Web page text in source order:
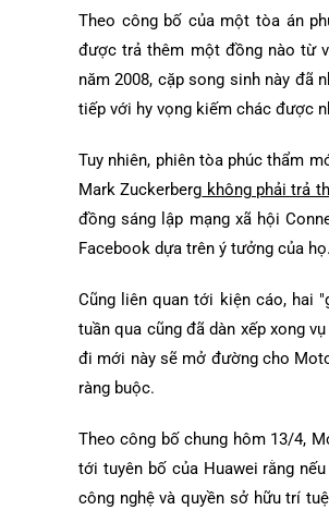
Theo công bố của một tòa án
được trả thêm một đồng nào từ
năm 2008, cặp song sinh này đã
tiếp với hy vọng kiếm chác được
Tuy nhiên, phiên tòa phúc thẩm
Mark Zuckerberg không phải trả
đồng sáng lập mạng xã hội
Facebook dựa trên ý tưởng của họ.
Cũng liên quan tới kiện cáo, hai
tuần qua cũng đã dàn xếp xong
đi mới này sẽ mở đường cho
ràng buộc.
Theo công bố chung hôm 13/4,
tới tuyên bố của Huawei rằng
công nghệ và quyền sở hữu trí